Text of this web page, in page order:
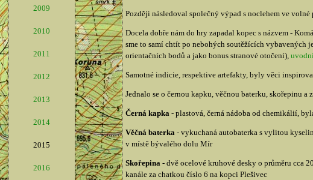
2009
2010
2011
2012
2013
2014
2015
2016
Později následoval společný výpad s noclehem ve
Docela dobře nám do hry zapadal kopec s názvem -
sme to samí chtít po nebohých soutěžících vybavených
orientačních bodů a jako bonus stranové otočení),
Samotné indicie, respektive artefakty, byly věci
Jednalo se o černou kapku, věčnou baterku, skořepinu
Černá kapka- plastová, černá nádoba od chemikálií,
Věčná baterka- vykuchaná autobaterka s vylitou
v místě bývalého dolu Mír
Skořepina- dvě ocelové kruhové desky o průměru cca
kanále za chatkou číslo 6 na kopci Plešivec